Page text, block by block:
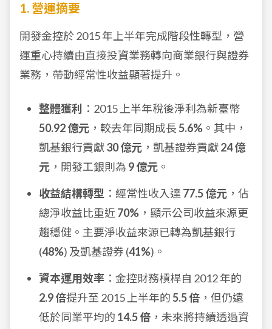
1. 營運摘要
開發金控於 2015 年上半年完成階段性轉型，營
運重心持續由直接投資業務轉向商業銀行與證券
業務，帶動經常性收益顯著提升。
整體獲利
：2015 上半年稅後淨利為新臺幣
50.92 億元 ，較去年同期成長5.6% 。其中，
凱基銀行貢獻30 億元 ，凱基證券貢獻24 億
元 ，開發工銀則為 9 億元 。
收益結構轉型 ：經常性收入達 77.5 億元 ，佔
總淨收益比重近70% ，顯示公司收益來源更
趨穩健。主要淨收益來源已轉為凱基銀行
(48%) 及凱基證券 (41%)。
資本運用效率 ：金控財務槓桿自 2012 年的
2.9 倍提升至 2015 上半年的5.5 倍 ，但仍遠
低於同業平均的 14.5 倍 ，未來將持續透過資